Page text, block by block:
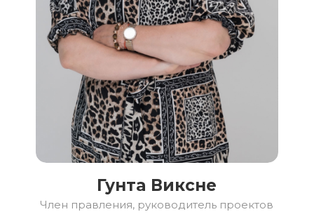
Гунта Виксне
Член правления, руководитель проектов